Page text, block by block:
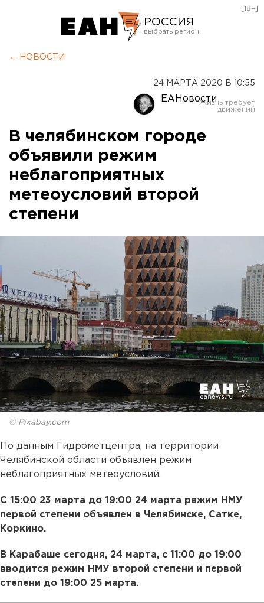
РОССИЯ
Оренбург
[18+]
← НОВОСТИ
24 МАРТА 2020 В 10:55
ЕАНовости
В челябинском городе
объявили режим
неблагоприятных
метеоусловий второй
степени
© Pixabay.com
По данным Гидрометцентра, на территории
Челябинской области объявлен режим
неблагоприятных метеоусловий.
С 15:00 23 марта до 19:00 24 марта режим НМУ
первой степени объявлен в Челябинске, Сатке,
Коркино.
В Карабаше сегодня, 24 марта, с 11:00 до 19:00
вводится режим НМУ второй степени и первой
степени до 19:00 25 марта.